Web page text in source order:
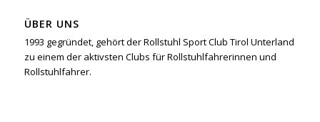
ÜBER UNS
1993 gegründet, gehört der Rollstuhl Sport Club Tirol Unterland
zu einem der aktivsten Clubs für Rollstuhlfahrerinnen und
Rollstuhlfahrer.